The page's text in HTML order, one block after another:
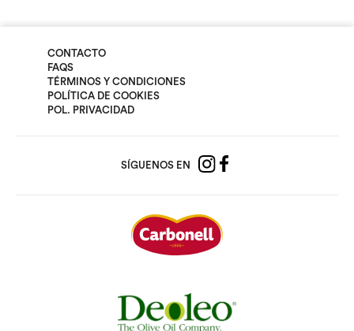
CONTACTO
FAQS
TÉRMINOS Y CONDICIONES
POLÍTICA DE COOKIES
POL. PRIVACIDAD
SÍGUENOS EN